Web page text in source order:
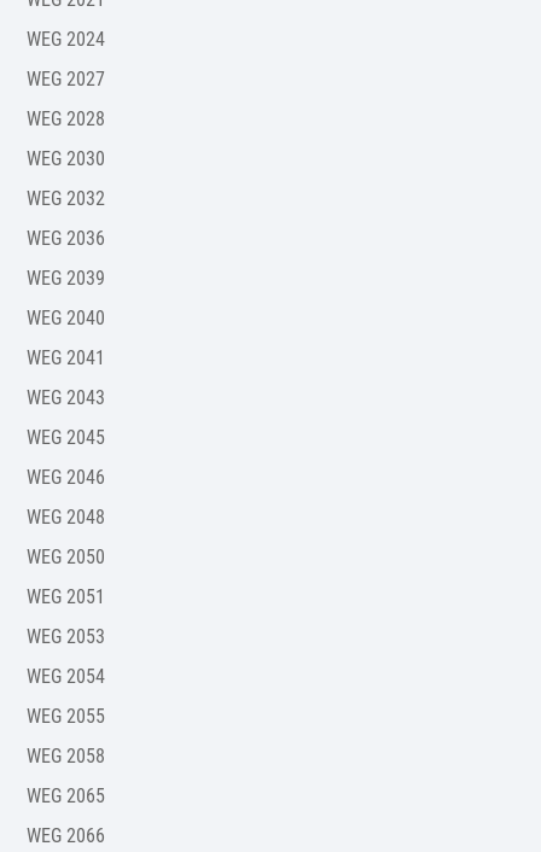
WEG 2024
WEG 2027
WEG 2028
WEG 2030
WEG 2032
WEG 2036
WEG 2039
WEG 2040
WEG 2041
WEG 2043
WEG 2045
WEG 2046
WEG 2048
WEG 2050
WEG 2051
WEG 2053
WEG 2054
WEG 2055
WEG 2058
WEG 2065
WEG 2066